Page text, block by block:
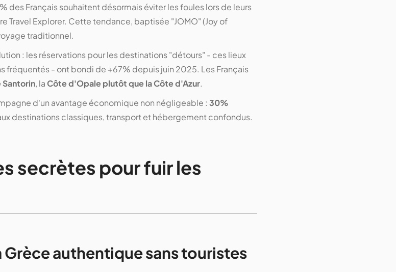
des Français souhaitent désormais éviter les foules lors de leurs
Travel Explorer. Cette tendance, baptisée "JOMO" (Joy of
traditionnel.
: les réservations pour les destinations "détours" - ces lieux
fréquentés - ont bondi de +67% depuis juin 2025. Les Français
Santorin, la Côte d'Opale plutôt que la Côte d'Azur.
d'un avantage économique non négligeable : 30%
destinations classiques, transport et hébergement confondus.
secrètes pour fuir les
Grèce authentique sans touristes